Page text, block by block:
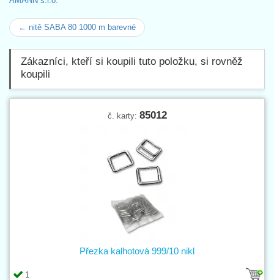
← nitě SABA 80 1000 m barevné
Zákazníci, kteří si koupili tuto položku, si rovněž
koupili
č. karty: 85012
1
Přezka kalhotová 999/10 nikl